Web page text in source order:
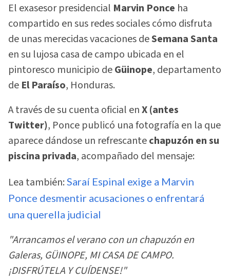
El exasesor presidencial Marvin Ponce ha
compartido en sus redes sociales cómo disfruta
de unas merecidas vacaciones deSemana Santa
en su lujosa casa de campo ubicada en el
pintoresco municipio deGüinope, departamento
de El Paraíso, Honduras.
A través de su cuenta oficial enX (antes
Twitter), Ponce publicó una fotografía en la que
aparece dándose un refrescantechapuzón en su
piscina privada, acompañado del mensaje:
Lea también: Saraí Espinal exige a Marvin
Ponce desmentir acusaciones o enfrentará
una querella judicial
"Arrancamos el verano con un chapuzón en
Galeras, GÜINOPE, MI CASA DE CAMPO.
¡DISFRÚTELA Y CUÍDENSE!"